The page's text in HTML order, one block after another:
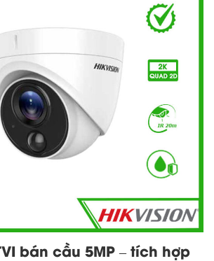
bán cầu 5MP – tích hợp